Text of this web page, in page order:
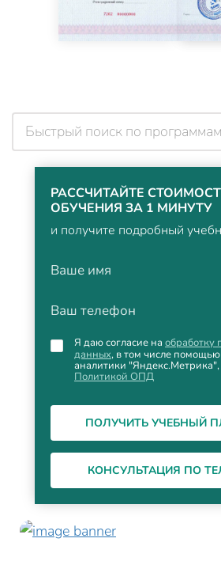
РАССЧИТАЙТЕ
ОБУЧЕНИЯ ЗА 1 МИНУТУ
и получите подробный
Ваше имя
Ваш телефон
Я даю согласие на обработку
данных, в том числе
аналитики "Яндекс.Метрика",
Политикой ОПД
ПОЛУЧИТЬ УЧЕБНЫЙ
КОНСУЛЬТАЦИЯ ПО